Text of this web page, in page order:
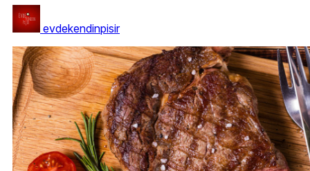
evdekendinpisir